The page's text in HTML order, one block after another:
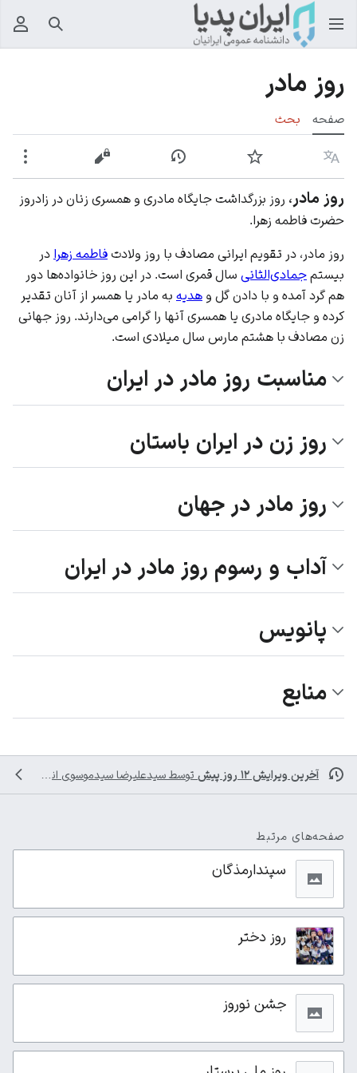
جستجو
روز مادر
صفحه بحث
زبان پیگیری نمایش تاریخچهنمایش مبدأ
روز مادر ، روز بزرگداشت جایگاه مادری و همسری زنان در زادروز
حضرت فاطمه زهرا.
روز مادر، در تقویم‌ ایرانی مصادف با روز ولادت فاطمه زهرا در
بیستم جمادی‌الثانی سال قمری است. در این روز خانواده‌ها دور
هم گرد آمده و با دادن گل و هدیه به مادر یا همسر از آنان تقدیر
کرده و جایگاه مادری یا همسری آنها را گرامی می‌دارند. روز جهانی
زن مصادف با هشتم مارس سال میلادی است.
مناسبت روز مادر در ایران
روز زن در ایران باستان
روز مادر در جهان
آداب و رسوم روز مادر در ایران
پانویس
منابع
آخرین ویرایش ۱۲ روز پیش توسط سیدعلیرضا سیدموسوی انجام شده است
صفحه‌های مرتبط
سپندارمذگان
روز دختر
جشن نوروز